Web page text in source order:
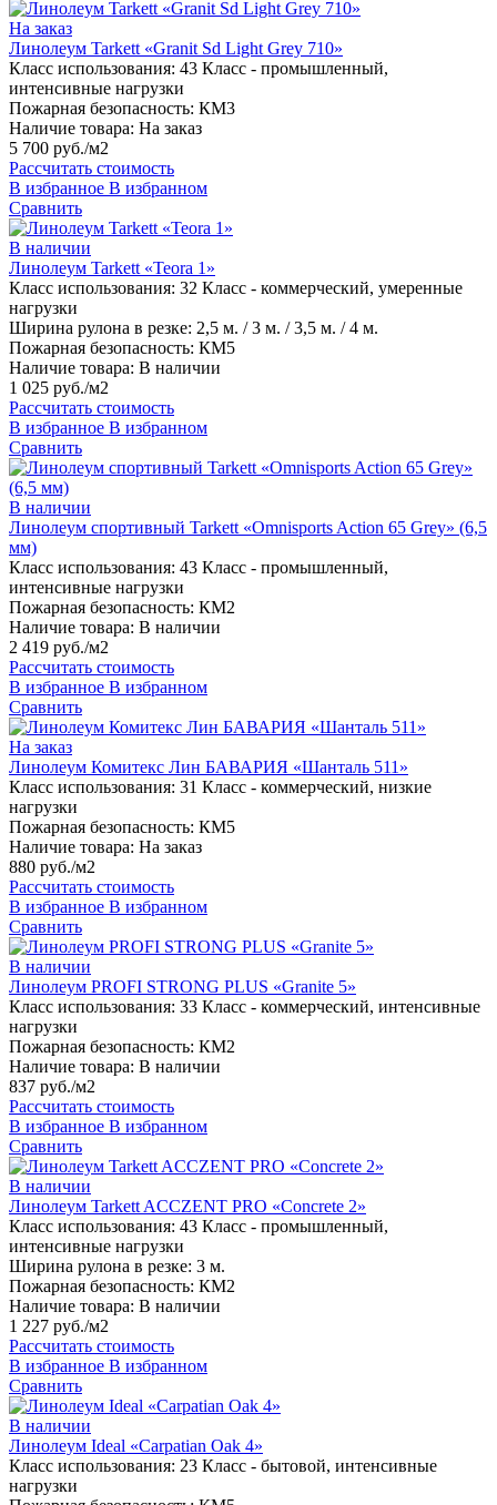
На заказ
Линолеум Tarkett «Granit Sd Light Grey 710»
Класс использования: 43 Класс - промышленный,
интенсивные нагрузки
Пожарная безопасность: КМ3
Наличие товара: На заказ
5 700 руб./м2
Рассчитать стоимость
В избранное В избранном
Сравнить
В наличии
Линолеум Tarkett «Teora 1»
Класс использования: 32 Класс - коммерческий, умеренные
нагрузки
Ширина рулона в резке: 2,5 м. / 3 м. / 3,5 м. / 4 м.
Пожарная безопасность: КМ5
Наличие товара: В наличии
1 025 руб./м2
Рассчитать стоимость
В избранное В избранном
Сравнить
В наличии
Линолеум спортивный Tarkett «Omnisports Action 65 Grey» (6,5
мм)
Класс использования: 43 Класс - промышленный,
интенсивные нагрузки
Пожарная безопасность: КМ2
Наличие товара: В наличии
2 419 руб./м2
Рассчитать стоимость
В избранное В избранном
Сравнить
На заказ
Линолеум Комитекс Лин БАВАРИЯ «Шанталь 511»
Класс использования: 31 Класс - коммерческий, низкие
нагрузки
Пожарная безопасность: КМ5
Наличие товара: На заказ
880 руб./м2
Рассчитать стоимость
В избранное В избранном
Сравнить
В наличии
Линолеум PROFI STRONG PLUS «Granite 5»
Класс использования: 33 Класс - коммерческий, интенсивные
нагрузки
Пожарная безопасность: КМ2
Наличие товара: В наличии
837 руб./м2
Рассчитать стоимость
В избранное В избранном
Сравнить
В наличии
Линолеум Tarkett ACCZENT PRO «Concrete 2»
Класс использования: 43 Класс - промышленный,
интенсивные нагрузки
Ширина рулона в резке: 3 м.
Пожарная безопасность: КМ2
Наличие товара: В наличии
1 227 руб./м2
Рассчитать стоимость
В избранное В избранном
Сравнить
В наличии
Линолеум Ideal «Carpatian Oak 4»
Класс использования: 23 Класс - бытовой, интенсивные
нагрузки